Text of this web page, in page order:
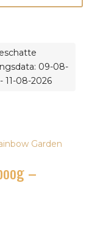
09-08-
11-08-2026
–